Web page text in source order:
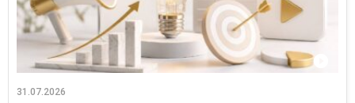
31.07.2026